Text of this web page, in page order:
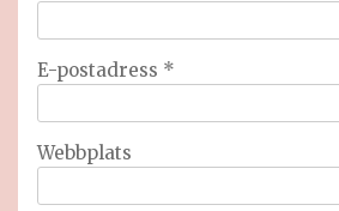
E-postadress *
Webbplats